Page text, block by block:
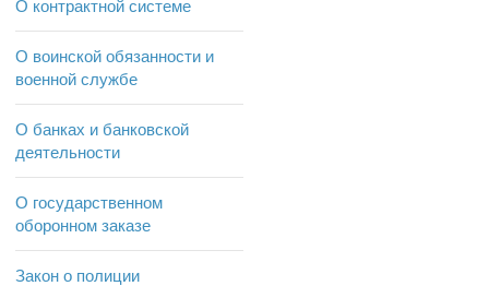
О контрактной системе
О воинской обязанности и
военной службе
О банках и банковской
деятельности
О государственном
оборонном заказе
Закон о полиции